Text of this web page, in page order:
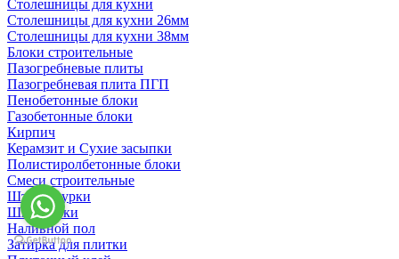
Столешницы для кухни
Столешницы для кухни 26мм
Столешницы для кухни 38мм
Блоки строительные
Пазогребневые плиты
Пазогребневая плита ПГП
Пенобетонные блоки
Газобетонные блоки
Кирпич
Керамзит и Сухие засыпки
Полистиролбетонные блоки
Смеси строительные
Штукартурки
Шпаклевки
Наливной пол
Затирка для плитки